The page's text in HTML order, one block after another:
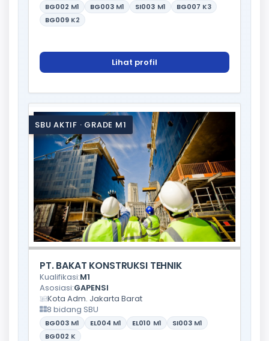
BG002 M1 BG003 M1 SI003 M1 BG007 K3
BG009 K2
Lihat profil
SBU AKTIF · GRADE M1
PT. BAKAT KONSTRUKSI TEHNIK
Kualifikasi:M1
Asosiasi:GAPENSI
Kota Adm. Jakarta Barat
8 bidang SBU
BG003 M1 EL004 M1 EL010 M1 SI003 M1
BG002 K